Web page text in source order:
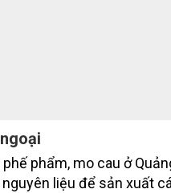
phẩm, mo cau ở
liệu để sản xuất